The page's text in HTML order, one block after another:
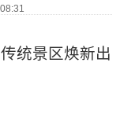
统景区焕新出